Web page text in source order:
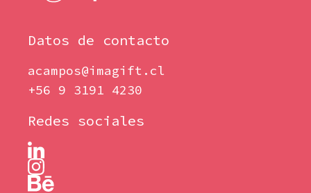
Datos de contacto
acampos@imagift.cl
+56 9 3191 4230
Redes sociales